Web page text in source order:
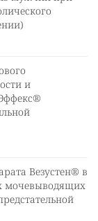
и
Везустен® в
мочевыводящих